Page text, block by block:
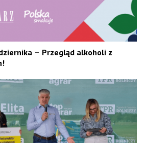
– Przegląd alkoholi z